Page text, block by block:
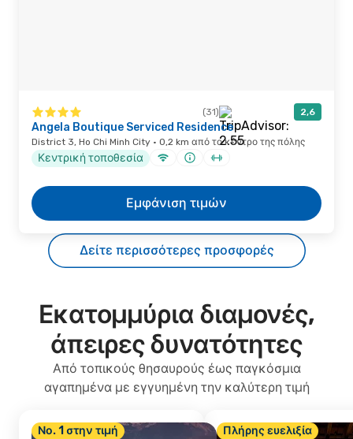
(31) 2,6
Angela Boutique Serviced Residence
District 3, Ho Chi Minh City · 0,2 km από το κέντρο της πόλης
Κεντρική τοποθεσία
Εμφάνιση τιμών
Δείτε περισσότερες προσφορές
Εκατομμύρια διαμονές,
άπειρες δυνατότητες
Από τοπικούς θησαυρούς έως παγκόσμια
αγαπημένα με εγγυημένη την καλύτερη τιμή
Νο. 1 στην τιμή Πλήρης ευελιξία